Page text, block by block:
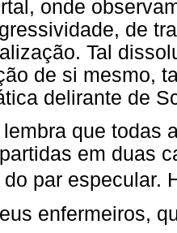
onde
de
Tal
de si mesmo,
delirante de
que todas
em duas
par especular.
enfermeiros,